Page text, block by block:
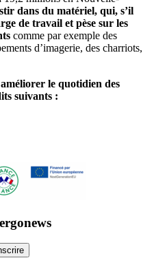
dans du matériel, qui, s’il
de travail et pèse sur les
comme par exemple des
d’imagerie, des charriots,
le quotidien des
suivants :